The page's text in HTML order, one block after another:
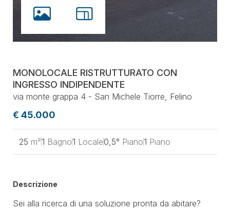
MONOLOCALE RISTRUTTURATO CON
INGRESSO INDIPENDENTE
via monte grappa 4 - San Michele Tiorre, Felino
€ 45.000
25 m²1 Bagno1 Locale0,5° Piano1 Piano
Descrizione
Sei alla ricerca di una soluzione pronta da abitare?